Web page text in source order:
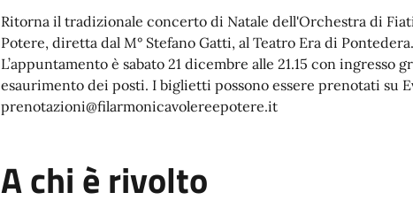
Ritorna il tradizionale concerto di Natale dell'Orchestra di
Potere, diretta dal M° Stefano Gatti, al Teatro Era di Pontedera.
L’appuntamento è sabato 21 dicembre alle 21.15 con ingresso
esaurimento dei posti. I biglietti possono essere prenotati su
prenotazioni@filarmonicavolereepotere.it
A chi è rivolto